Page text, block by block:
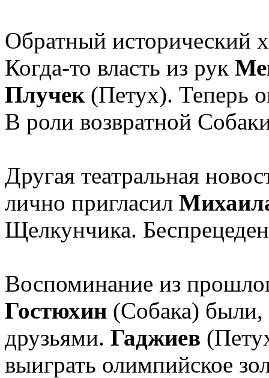
Обратный исторический
Когда-то власть из рук
Плучек(Петух). Теперь
В роли возвратной
Другая театральная
лично пригласил
Щелкунчика.
Воспоминание из
Гостюхин (Собака) были,
друзьями. Гаджиев
выиграть олимпийское